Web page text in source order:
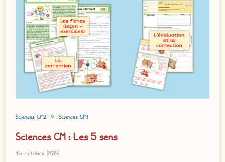
Sciences CM2 Sciences CM1
Sciences CM : Les 5 sens
16 octobre 2024